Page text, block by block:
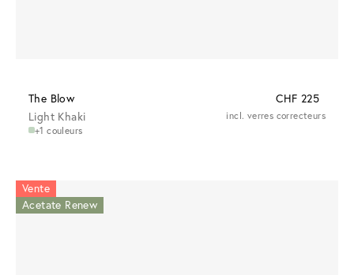
The Blow
CHF 225
Light Khaki
+1 couleurs
incl. verres correcteurs
Vente
Acetate Renew